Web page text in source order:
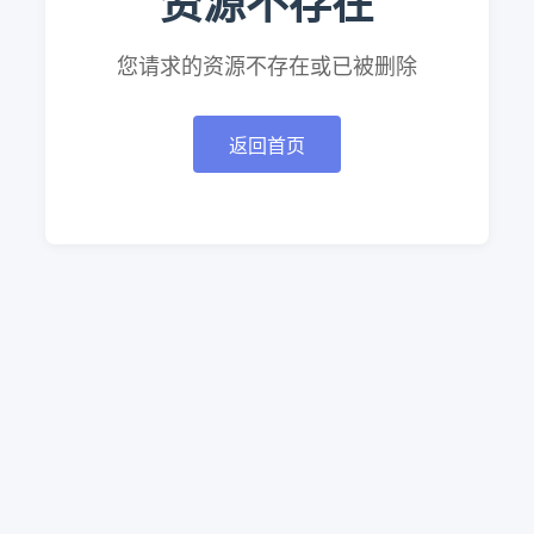
您请求的资源不存在或已被删除
返回首页